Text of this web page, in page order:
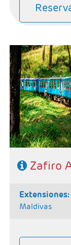
- Salidas:
- Ruta: 1
Ella/Haputale,
noche
- Categoría
- Régimen: 8
Zafiro
extensiones:
Maldivas